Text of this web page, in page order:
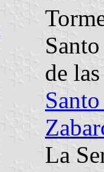
de
La